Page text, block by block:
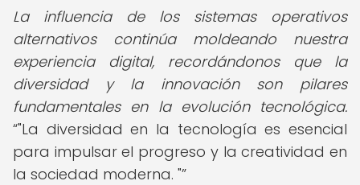
La influencia de los sistemas operativos
alternativos continúa moldeando nuestra
experiencia digital, recordándonos que la
diversidad y la innovación son pilares
fundamentales en la evolución tecnológica.
"La diversidad en la tecnología es esencial
para impulsar el progreso y la creatividad en
la sociedad moderna. "